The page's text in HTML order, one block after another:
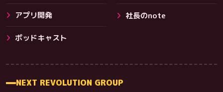
その他サービス
アプリ開発 社長のnote
ポッドキャスト
NEXT REVOLUTION GROUP